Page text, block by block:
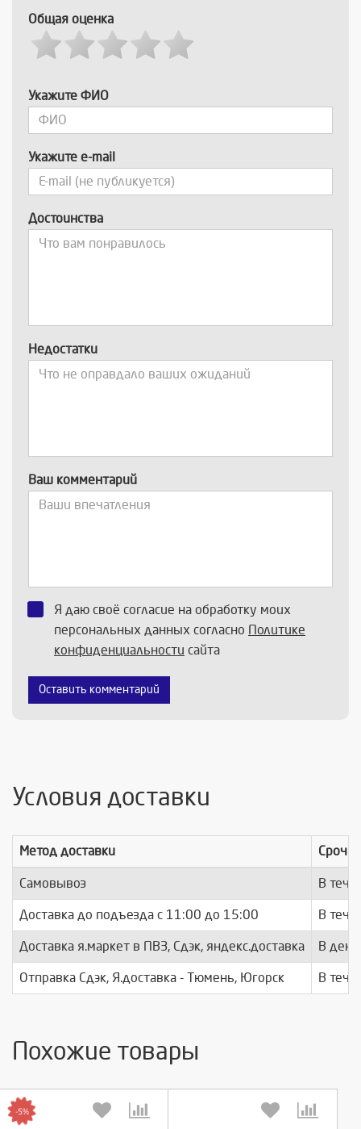
Общая оценка
Укажите ФИО
Укажите e-mail
Достоинства
Недостатки
Ваш комментарий
Я даю своё согласие на обработку моих
персональных данных согласно Политике
конфиденциальности сайта
Оставить комментарий
Условия доставки
Метод доставки
Самовывоз В
Доставка до подъезда c 11:00 до 15:00 В
Доставка я.маркет в ПВЗ, Сдэк, яндекс.доставка В день
Отправка Сдэк, Я.доставка - Тюмень, Югорск В
Похожие товары
-5%